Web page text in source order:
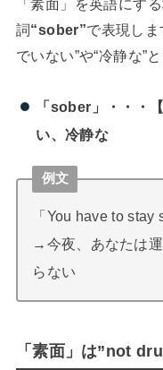
「素面」を英語にす
詞“sober”で表現し
でいない”や“冷静な”
「sober」・・・
い、冷静な
例文
「You have to stay
→今夜、あなたは
らない
「素面」は”not